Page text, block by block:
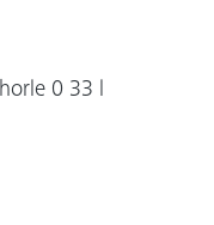
0 33 l